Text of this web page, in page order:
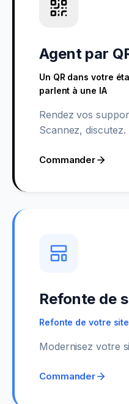
Agent par
Un QR dans votre
parlent à une IA
Rendez vos
Scannez, discutez.
Commander
Refonte de
Refonte de votre
Modernisez votre
Commander